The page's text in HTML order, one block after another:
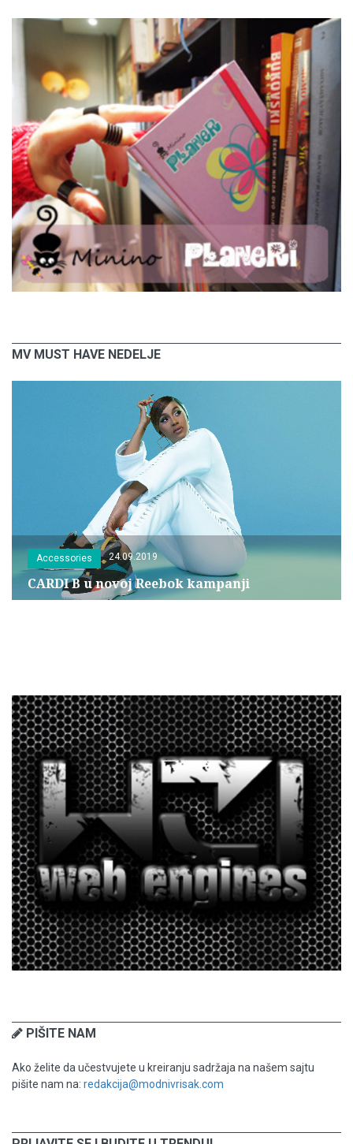
MV MUST HAVE NEDELJE
Accessories 24.09.2019
CARDI B u novoj Reebok kampanji
PIŠITE NAM
Ako želite da učestvujete u kreiranju sadržaja na našem sajtu
pišite nam na: redakcija@modnivrisak.com